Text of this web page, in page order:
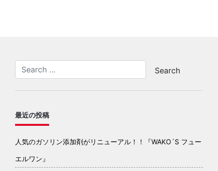
最近の投稿
人気のガソリン添加剤がリニューアル！！『WAKO´S フュー
エルワン』